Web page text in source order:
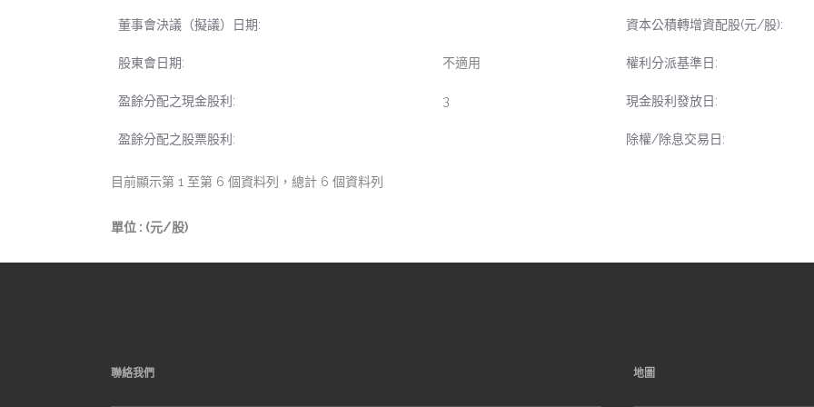
董事會決議（擬議）日期: 資本公積轉增資配股(元/股):
股東會日期: 不適用 權利分派基準日:
盈餘分配之現金股利: 3 現金股利發放日:
盈餘分配之股票股利: 除權/除息交易日:
目前顯示第 1 至第 6 個資料列，總計 6 個資料列
單位 : (元/股)
聯絡我們 地圖